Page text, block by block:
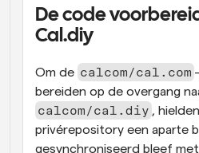
De code
Cal.diy
Om de calcom/cal.com
calcom/cal.diy ,
privérepository een aparte
gesynchroniseerd bleef